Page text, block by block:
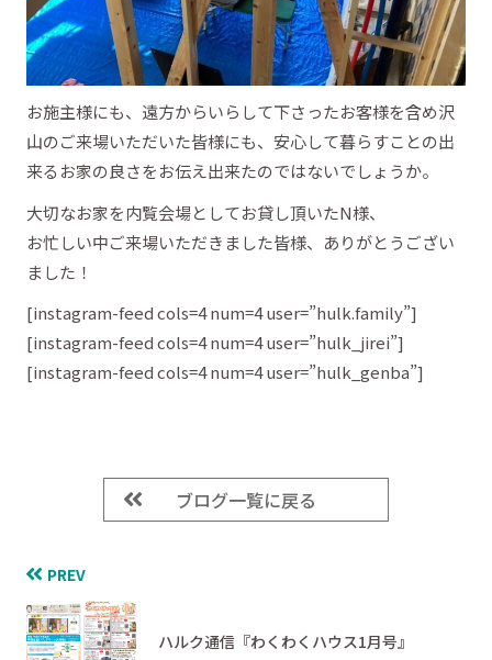
お施主様にも、遠方からいらして下さったお客様を含め沢
山のご来場いただいた皆様にも、安心して暮らすことの出
来るお家の良さをお伝え出来たのではないでしょうか。
大切なお家を内覧会場としてお貸し頂いたN様、
お忙しい中ご来場いただきました皆様、ありがとうござい
ました！
[instagram-feed cols=4 num=4 user=”hulk.family”]
[instagram-feed cols=4 num=4 user=”hulk_jirei”]
[instagram-feed cols=4 num=4 user=”hulk_genba”]
ブログ一覧に戻る
PREV
ハルク通信『わくわくハウス1月号』